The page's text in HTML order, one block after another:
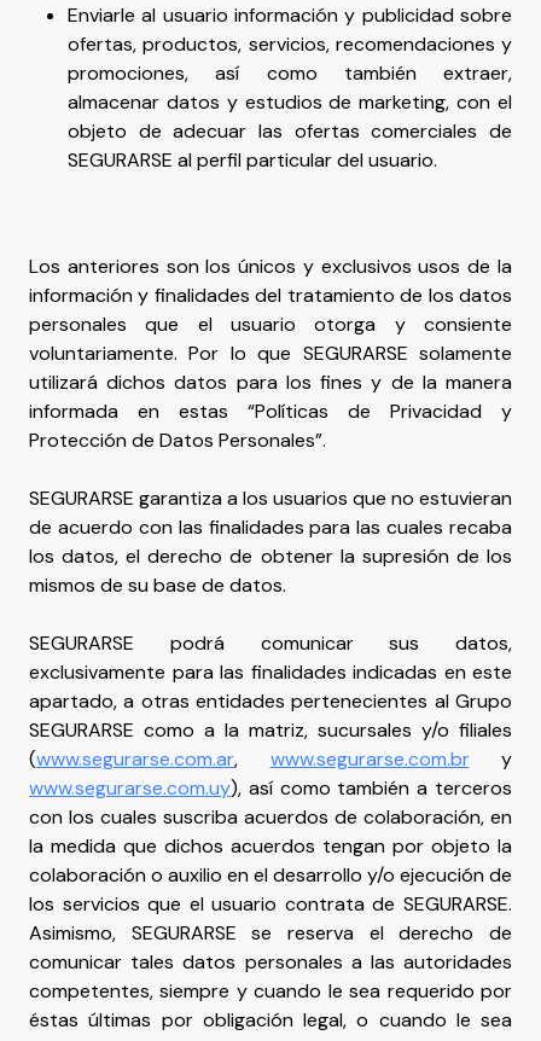
Enviarle al usuario información y publicidad sobre
ofertas, productos, servicios, recomendaciones y
promociones, así como también extraer,
almacenar datos y estudios de marketing, con el
objeto de adecuar las ofertas comerciales de
SEGURARSE al perfil particular del usuario.
Los anteriores son los únicos y exclusivos usos de la
información y finalidades del tratamiento de los datos
personales que el usuario otorga y consiente
voluntariamente. Por lo que SEGURARSE solamente
utilizará dichos datos para los fines y de la manera
informada en estas “Políticas de Privacidad y
Protección de Datos Personales”.
SEGURARSE garantiza a los usuarios que no estuvieran
de acuerdo con las finalidades para las cuales recaba
los datos, el derecho de obtener la supresión de los
mismos de su base de datos.
SEGURARSE podrá comunicar sus datos,
exclusivamente para las finalidades indicadas en este
apartado, a otras entidades pertenecientes al Grupo
SEGURARSE como a la matriz, sucursales y/o filiales
(www.segurarse.com.ar, www.segurarse.com.bry
www.segurarse.com.uy), así como también a terceros
con los cuales suscriba acuerdos de colaboración, en
la medida que dichos acuerdos tengan por objeto la
colaboración o auxilio en el desarrollo y/o ejecución de
los servicios que el usuario contrata de SEGURARSE.
Asimismo, SEGURARSE se reserva el derecho de
comunicar tales datos personales a las autoridades
competentes, siempre y cuando le sea requerido por
éstas últimas por obligación legal, o cuando le sea